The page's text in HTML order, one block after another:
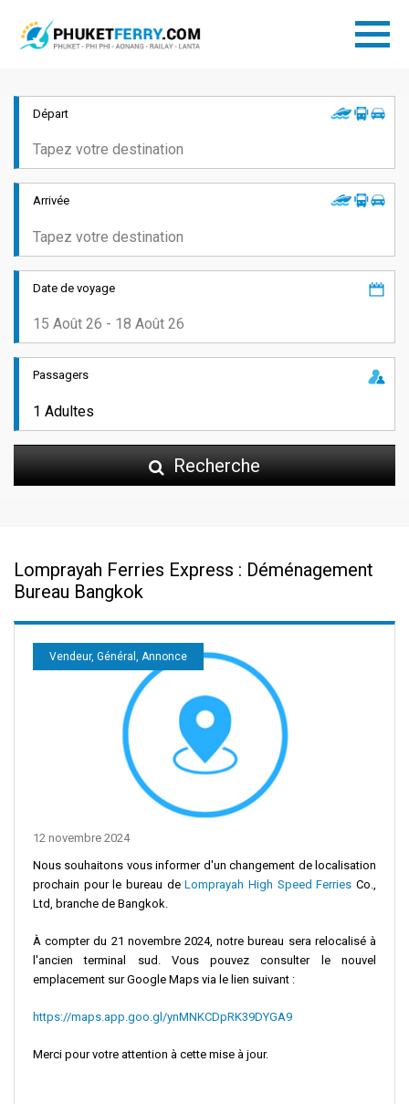
Départ
Arrivée
Date de voyage
Passagers
Recherche
Lomprayah Ferries Express : Déménagement
Bureau Bangkok
12 novembre 2024
Vendeur, Général, Annonce
Nous souhaitons vous informer d'un changement de localisation
prochain pour le bureau deLomprayah High Speed Ferries Co.,
Ltd, branche de Bangkok.
À compter du 21 novembre 2024, notre bureau sera relocalisé à
l'ancien terminal sud. Vous pouvez consulter le nouvel
emplacement sur Google Maps via le lien suivant :
https://maps.app.goo.gl/ynMNKCDpRK39DYGA9
Merci pour votre attention à cette mise à jour.